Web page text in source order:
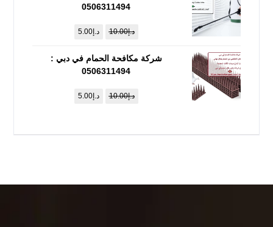
0506311494
د.إ10.00 د.إ5.00
شركة مكافحة الحمام في دبي :
0506311494
د.إ10.00 د.إ5.00